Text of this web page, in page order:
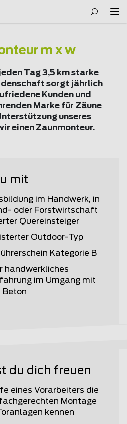
m x w
Tag 3,5 km starke
sorgt jährlich
Kunden und
Marke für Zäune
unseres
einen Zaunmonteur.
mit
im Handwerk, in
oder Forstwirtschaft
Quereinsteiger
Outdoor-Typ
Kategorie B
handwerkliches
im Umgang mit
Beton
du dich freuen
eines Vorarbeiters die
Montage
kennen